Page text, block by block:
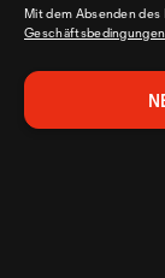
Mit dem Absenden
Geschäftsbedingungen